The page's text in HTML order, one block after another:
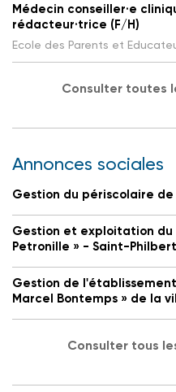
Médecin conseiller·e
rédacteur·trice (F/H)
Ecole des Parents et
Consulter toutes
Annonces sociales
Gestion du périscolaire
Gestion et exploitation du
Petronille » - Saint-
Gestion de
Marcel Bontemps » de la
Consulter tous